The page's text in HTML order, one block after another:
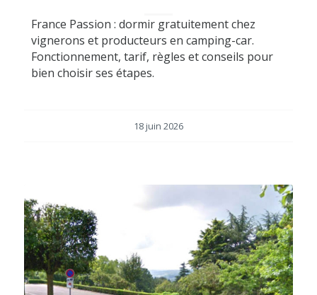
France Passion : dormir gratuitement chez
vignerons et producteurs en camping-car.
Fonctionnement, tarif, règles et conseils pour
bien choisir ses étapes.
18 juin 2026